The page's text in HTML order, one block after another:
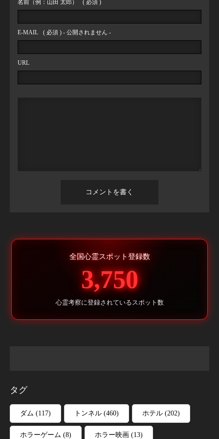
名前（例：山田 太郎） ( 必須 )
E-MAIL ( 必須 ) - 公開されません -
URL
全国心霊スポット登録数
3,750
心霊考察に登録されているスポット数
タグ
ダム (117) トンネル (460) ホテル (202)
ホラーゲーム (8) ホラー映画 (13)